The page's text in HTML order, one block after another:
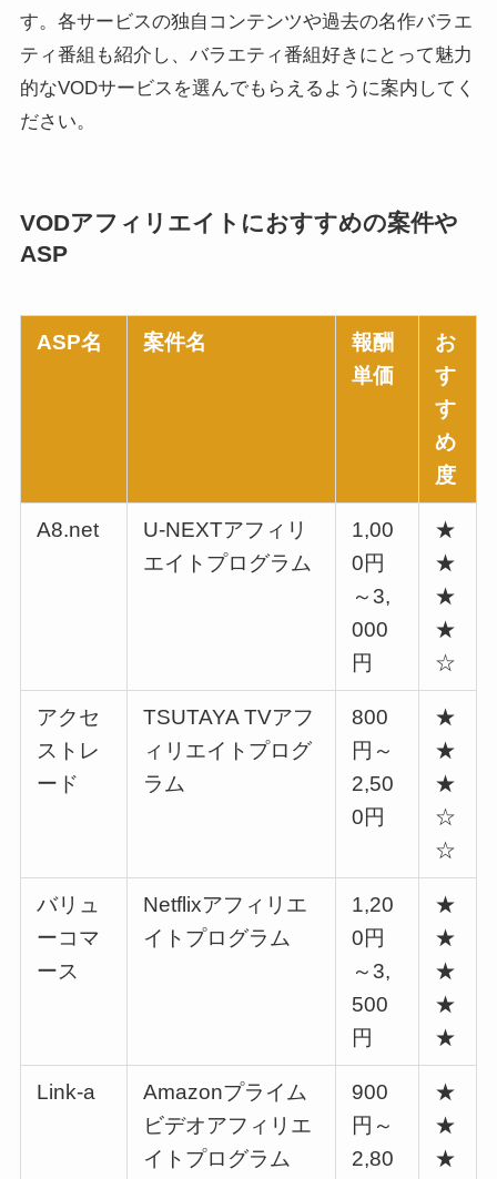
す。各サービスの独自コンテンツや過去の名作バラエ
ティ番組も紹介し、バラエティ番組好きにとって魅力
的なVODサービスを選んでもらえるように案内してく
ださい。
VODアフィリエイトにおすすめの案件や
ASP
ASP名 案件名
報酬
単価
お
す
す
め
度
A8.net
U-NEXTアフィリ
エイトプログラム
1,00
0円
～3,
000
円
★
★
★
★
☆
アクセ
ストレ
ード
TSUTAYA TVアフ
ィリエイトプログ
ラム
800
円～
2,50
0円
★
★
★
☆
☆
バリュ
ーコマ
ース
Netflixアフィリエ
イトプログラム
1,20
0円
～3,
500
円
★
★
★
★
★
Link-a
Amazonプライム
ビデオアフィリエ
イトプログラム
900
円～
2,80
★
★
★